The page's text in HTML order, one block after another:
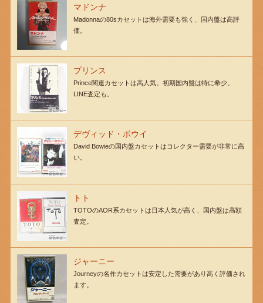
マドンナ
Madonnaの80sカセットは海外需要も強く、国内盤は高評
価。
プリンス
Prince関連カセットは高人気。初期国内盤は特に希少。
LINE査定も。
デヴィッド・ボウイ
David Bowieの国内盤カセットはコレクター需要が非常に高
い。
トト
TOTOのAOR系カセットは日本人気が高く、国内盤は高額
査定。
ジャーニー
Journeyの名作カセットは安定した需要があり高く評価され
ます。